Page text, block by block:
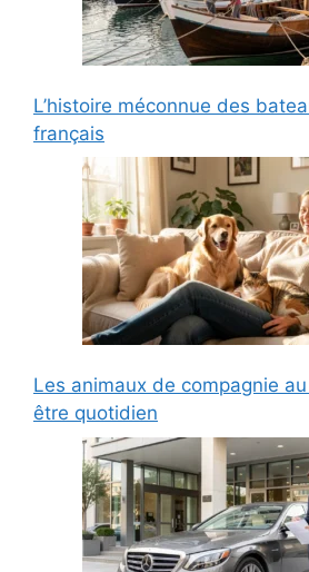
L’histoire méconnue des
français
Les animaux de compagnie
être quotidien